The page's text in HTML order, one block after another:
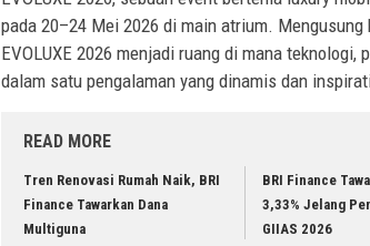
pada 20–24 Mei 2026 di main atrium.
EVOLUXE 2026 menjadi ruang di mana teknologi,
dalam satu pengalaman yang dinamis dan
READ MORE
Tren Renovasi Rumah Naik, BRI
Finance Tawarkan Dana
Multiguna
BRI Finance
3,33% Jelang
GIIAS 2026